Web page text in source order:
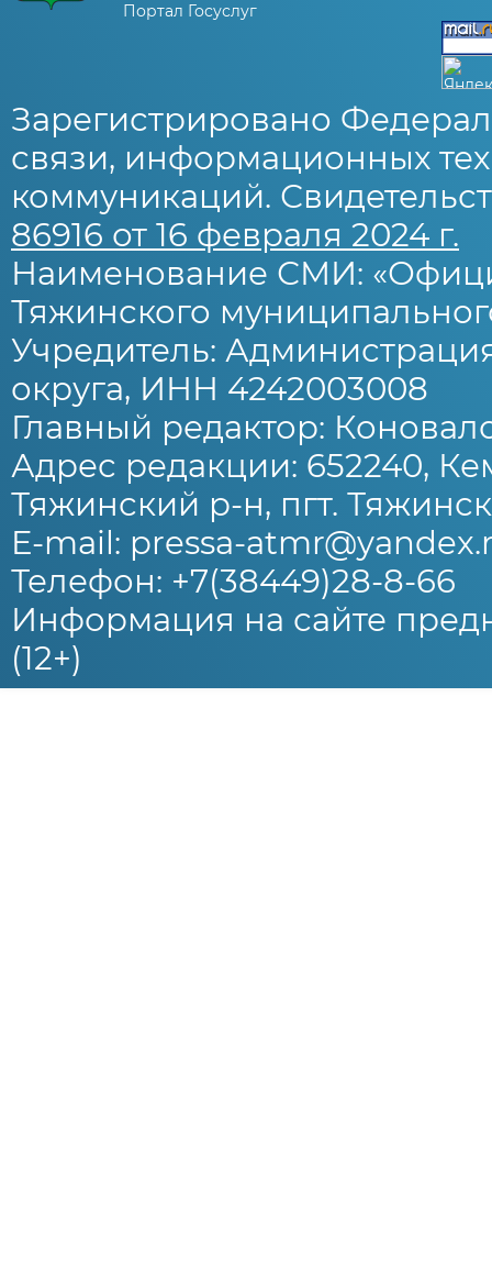
Портал Госуслуг
Зарегистрировано
связи, информационных
коммуникаций.
86916 от 16 февраля 2024 г.
Наименование СМИ:
Тяжинского
Учредитель:
округа, ИНН 4242003008
Главный редактор:
Адрес редакции: 652240,
Тяжинский р-н, пгт.
E-mail: pressa-
Телефон: +7(38449)28-8-66
Информация на сайте
(12+)